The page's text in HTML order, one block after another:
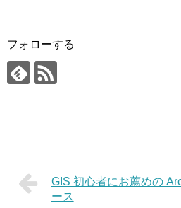
フォローする
GIS 初心者にお薦めの
ース